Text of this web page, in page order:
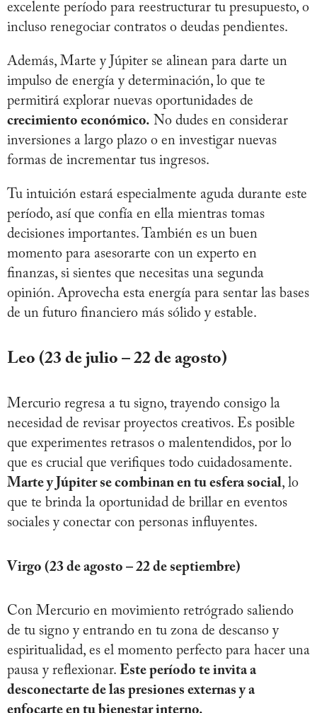
excelente período para reestructurar tu presupuesto, o
incluso renegociar contratos o deudas pendientes.
Además, Marte y Júpiter se alinean para darte un
impulso de energía y determinación, lo que te
permitirá explorar nuevas oportunidades de
crecimiento económico. No dudes en considerar
inversiones a largo plazo o en investigar nuevas
formas de incrementar tus ingresos.
Tu intuición estará especialmente aguda durante este
período, así que confía en ella mientras tomas
decisiones importantes. También es un buen
momento para asesorarte con un experto en
finanzas, si sientes que necesitas una segunda
opinión. Aprovecha esta energía para sentar las bases
de un futuro financiero más sólido y estable.
Leo (23 de julio – 22 de agosto)
Mercurio regresa a tu signo, trayendo consigo la
necesidad de revisar proyectos creativos. Es posible
que experimentes retrasos o malentendidos, por lo
que es crucial que verifiques todo cuidadosamente.
Marte y Júpiter se combinan en tu esfera social, lo
que te brinda la oportunidad de brillar en eventos
sociales y conectar con personas influyentes.
Virgo (23 de agosto – 22 de septiembre)
Con Mercurio en movimiento retrógrado saliendo
de tu signo y entrando en tu zona de descanso y
espiritualidad, es el momento perfecto para hacer una
pausa y reflexionar. Este período te invita a
desconectarte de las presiones externas y a
enfocarte en tu bienestar interno.